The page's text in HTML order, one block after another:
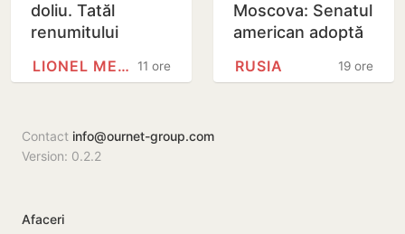
doliu. Tatăl
renumitului
decedat
11 ore
LIONEL MESSI
Moscova: Senatul
american adoptă
împotriva Rusiei19 ore
RUSIA
Contact info@ournet-group.com
Version: 0.2.2
Afaceri